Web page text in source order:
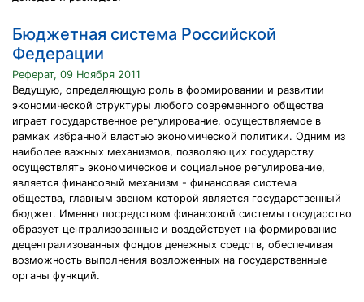
Бюджетная система Российской
Федерации
Реферат, 09 Ноября 2011
Ведущую, определяющую роль в формировании и развитии
экономической структуры любого современного общества
играет государственное регулирование, осуществляемое в
рамках избранной властью экономической политики. Одним из
наиболее важных механизмов, позволяющих государству
осуществлять экономическое и социальное регулирование,
является финансовый механизм - финансовая система
общества, главным звеном которой является государственный
бюджет. Именно посредством финансовой системы государство
образует централизованные и воздействует на формирование
децентрализованных фондов денежных средств, обеспечивая
возможность выполнения возложенных на государственные
органы функций.